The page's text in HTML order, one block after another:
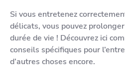
Si vous entretenez
délicats, vous pouvez
durée de vie ! Découvrez ici
conseils spécifiques pour
d’autres choses encore.